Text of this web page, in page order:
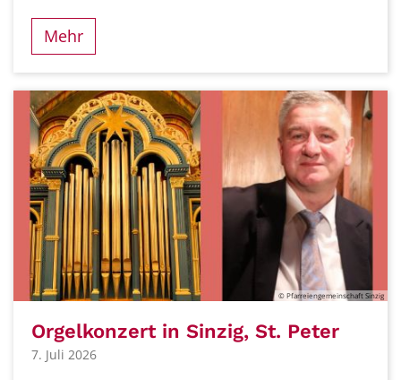
Mehr
© Pfarreiengemeinschaft Sinzig
Orgelkonzert in Sinzig, St. Peter
7. Juli 2026